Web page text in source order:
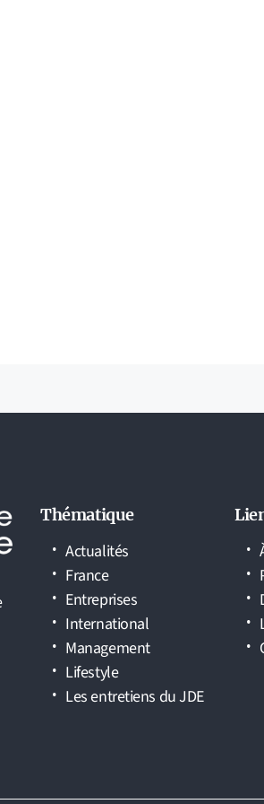
Thématique
Actualités
France
Entreprises
International
Management
Lifestyle
Les entretiens du JDE